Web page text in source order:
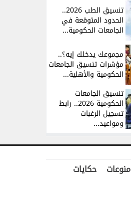
تنسيق الطب 2026..
الحدود المتوقعة في
الجامعات الحكومية...
مجموعك يدخلك إيه؟..
مؤشرات تنسيق الجامعات
الحكومية والأهلية...
تنسيق الجامعات
الحكومية 2026.. رابط
تسجيل الرغبات
ومواعيد...
منوعات
حكايات